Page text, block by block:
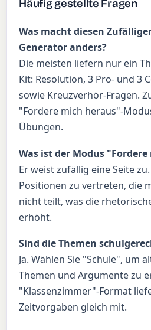
Häufig gestellte Fragen
Was macht diesen
Generator anders?
Die meisten liefern nur ein
Kit: Resolution, 3 Pro- und 3
sowie Kreuzverhör-Fragen.
"Fordere mich heraus"-
Übungen.
Was ist der Modus
Er weist zufällig eine Seite
Positionen zu vertreten, die
nicht teilt, was die
erhöht.
Sind die Themen
Ja. Wählen Sie "Schule", um
Themen und Argumente zu
"Klassenzimmer"-Format
Zeitvorgaben gleich mit.